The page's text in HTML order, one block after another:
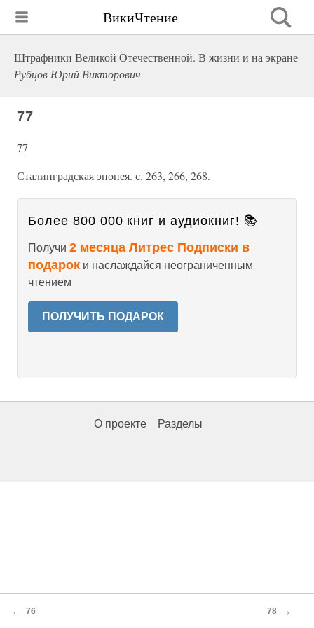
ВикиЧтение
Штрафники Великой Отечественной. В жизни и на экране
Рубцов Юрий Викторович
77
77
Сталинградская эпопея. с. 263, 266, 268.
Более 800 000 книг и аудиокниг! 📚
Получи 2 месяца Литрес Подписки в
подарок и наслаждайся неограниченным
чтением
ПОЛУЧИТЬ ПОДАРОК
О проекте Разделы
← 76 78 →